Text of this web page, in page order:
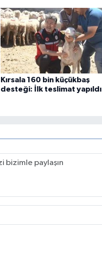
Kırsala 160 bin küçükbaş
desteği: İlk teslimat yapıldı